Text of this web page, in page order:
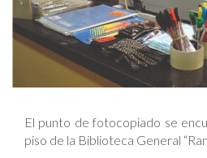
El punto de fotocopiado se
piso de la Biblioteca General